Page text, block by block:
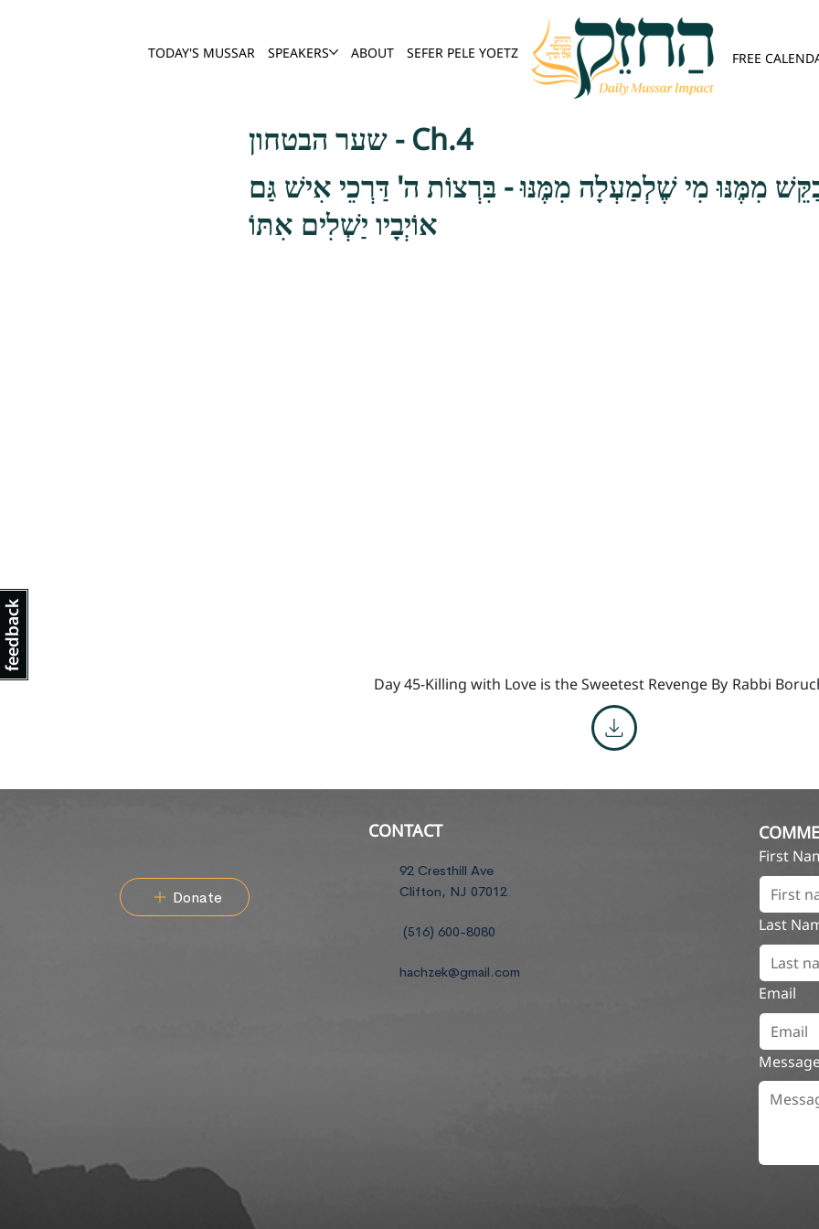
TODAY'S MUSSAR SPEAKERS ABOUT SEFER PELE YOETZ FREE
שער הבטחון - Ch.4
מִמֶּנּוּ מִי שֶׁלְמַעְלָה מִמֶּנּוּ - בִּרְצוֹת ה' דַּרְכֵי אִישׁ גַּם
אוֹיְבָיו יַשְׁלִים אִתּוֹ
Day 45-Killing with Love is the Sweetest Revenge By Rabbi
Donate
CONTACT
92 Cresthill Ave
Clifton, NJ 07012
(516) 600-8080
hachzek@gmail.com
First
Last
Email